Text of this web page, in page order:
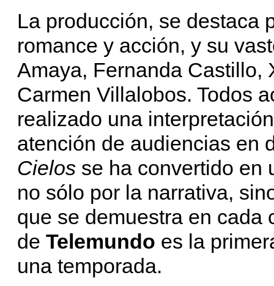
La producción, se destaca
romance y acción, y su
Amaya, Fernanda Castillo,
Carmen Villalobos. Todos
realizado una
atención de audiencias en
Cielos se ha convertido en
no sólo por la narrativa,
que se demuestra en cada
de Telemundo es la
una temporada.